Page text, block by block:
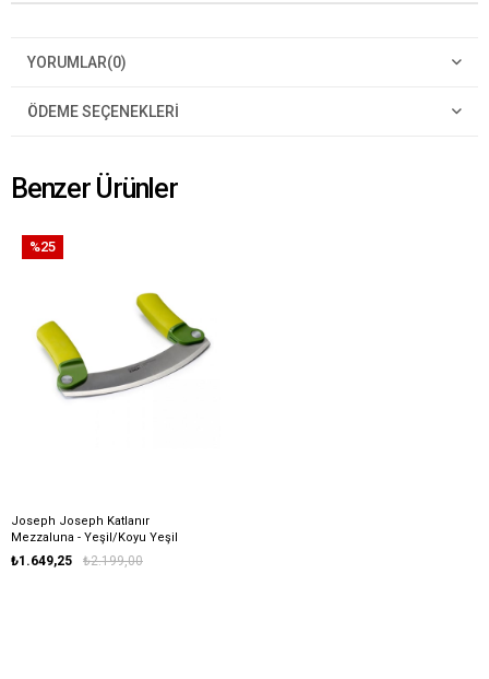
YORUMLAR(0)
ÖDEME SEÇENEKLERI
Benzer Ürünler
Joseph Joseph Katlanır
Mezzaluna - Yeşil/Koyu Yeşil
₺1.649,25 ₺2.199,00
%25